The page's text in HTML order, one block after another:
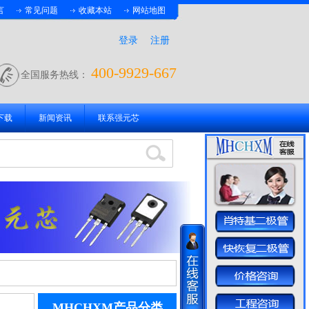
常见问题 收藏本站 网站地图
登录 注册
全国服务热线： 400-9929-667
载 新闻资讯 联系强元芯